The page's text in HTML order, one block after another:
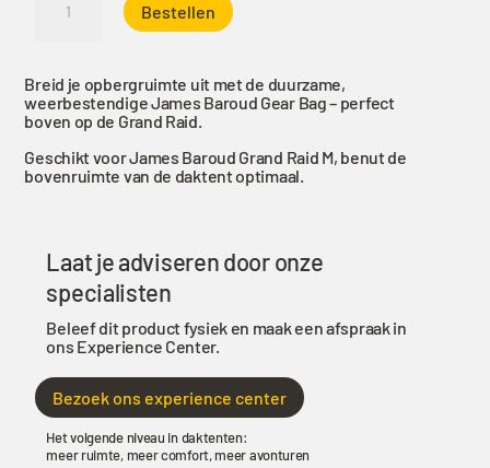
Baroud
-
maat
aantal
Bestellen
Breid je opbergruimte uit met de duurzame,
weerbestendige James Baroud Gear Bag – perfect
boven op de Grand Raid.
Geschikt voor James Baroud Grand Raid M, benut de
bovenruimte van de daktent optimaal.
Laat je adviseren door onze
specialisten
Beleef dit product fysiek en maak een afspraak in
ons Experience Center.
Bezoek ons experience center
Het volgende niveau in daktenten:
meer ruimte, meer comfort, meer avonturen